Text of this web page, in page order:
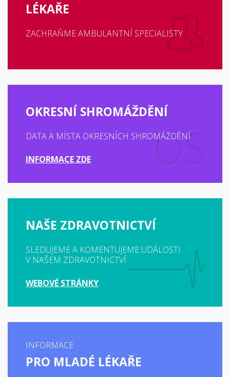
LÉKAŘE
ZACHRAŇME AMBULANTNÍ SPECIALISTY
OKRESNÍ SHROMÁŽDĚNÍ
DATA A MÍSTA OKRESNÍCH SHROMÁŽDĚNÍ
INFORMACE ZDE
NAŠE ZDRAVOTNICTVÍ
SLEDUJEME A KOMENTUJEME UDÁLOSTI
V NAŠEM ZDRAVOTNICTVÍ
WEBOVÉ STRÁNKY
INFORMACE
PRO MLADÉ LÉKAŘE